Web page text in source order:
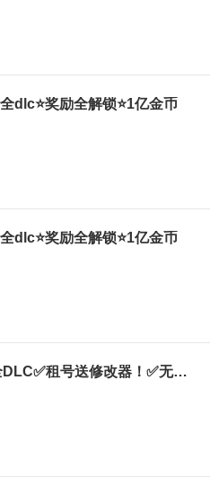
dlc⭐奖励全解锁⭐1亿金币
dlc⭐奖励全解锁⭐1亿金币
生化危机4重制版❤️398元豪华版✨含234三部曲♋全DLC✅租号送修改器！✅无限装备武器弹药！